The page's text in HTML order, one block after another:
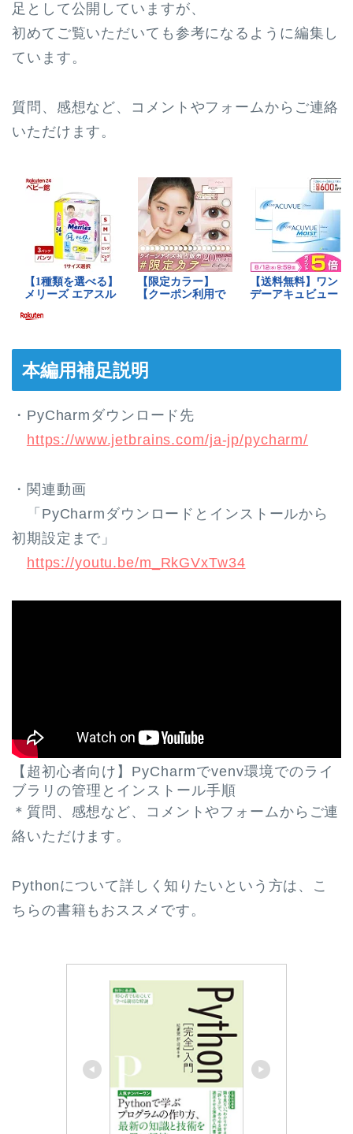
足として公開していますが、
初めてご覧いただいても参考になるように編集し
ています。
質問、感想など、コメントやフォームからご連絡
いただけます。
本編用補足説明
・PyCharmダウンロード先
https://www.jetbrains.com/ja-jp/pycharm/
・関連動画
「PyCharmダウンロードとインストールから
初期設定まで」
https://youtu.be/m_RkGVxTw34
【超初心者向け】PyCharmでvenv環境でのライ
ブラリの管理とインストール手順
＊質問、感想など、コメントやフォームからご連
絡いただけます。
Pythonについて詳しく知りたいという方は、こ
ちらの書籍もおススメです。